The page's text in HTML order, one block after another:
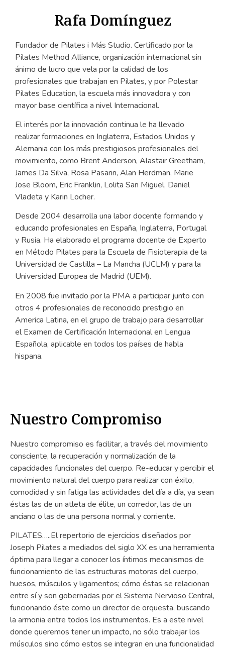
Rafa Domínguez
Fundador de Pilates i Más Studio. Certificado por la
Pilates Method Alliance, organización internacional sin
ánimo de lucro que vela por la calidad de los
profesionales que trabajan en Pilates, y por Polestar
Pilates Education, la escuela más innovadora y con
mayor base científica a nivel Internacional.
El interés por la innovación continua le ha llevado
realizar formaciones en Inglaterra, Estados Unidos y
Alemania con los más prestigiosos profesionales del
movimiento, como Brent Anderson, Alastair Greetham,
James Da Silva, Rosa Pasarin, Alan Herdman, Marie
Jose Bloom, Eric Franklin, Lolita San Miguel, Daniel
Vladeta y Karin Locher.
Desde 2004 desarrolla una labor docente formando y
educando profesionales en España, Inglaterra, Portugal
y Rusia. Ha elaborado el programa docente de Experto
en Método Pilates para la Escuela de Fisioterapia de la
Universidad de Castilla – La Mancha (UCLM) y para la
Universidad Europea de Madrid (UEM).
En 2008 fue invitado por la PMA a participar junto con
otros 4 profesionales de reconocido prestigio en
America Latina, en el grupo de trabajo para desarrollar
el Examen de Certificación Internacional en Lengua
Española, aplicable en todos los países de habla
hispana.
Nuestro Compromiso
Nuestro compromiso es facilitar, a través del movimiento
consciente, la recuperación y normalización de la
capacidades funcionales del cuerpo. Re-educar y percibir el
movimiento natural del cuerpo para realizar con éxito,
comodidad y sin fatiga las actividades del día a día, ya sean
éstas las de un atleta de élite, un corredor, las de un
anciano o las de una persona normal y corriente.
PILATES…..El repertorio de ejercicios diseñados por
Joseph Pilates a mediados del siglo XX es una herramienta
óptima para llegar a conocer los íntimos mecanismos de
funcionamiento de las estructuras motoras del cuerpo,
huesos, músculos y ligamentos; cómo éstas se relacionan
entre sí y son gobernadas por el Sistema Nervioso Central,
funcionando éste como un director de orquesta, buscando
la armonia entre todos los instrumentos. Es a este nivel
donde queremos tener un impacto, no sólo trabajar los
músculos sino cómo estos se integran en una funcionalidad